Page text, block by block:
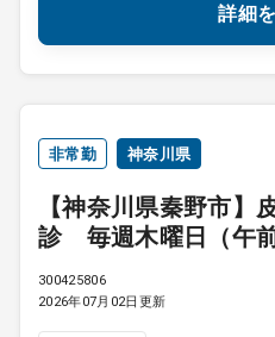
詳細
非常勤 神奈川県
【神奈川県秦野市
診 毎週木曜日（午前
300425806
2026年07月02日更新